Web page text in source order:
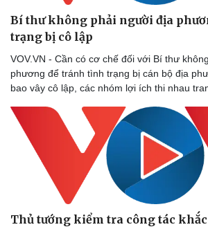
Bí thư không phải người địa
trạng bị cô lập
VOV.VN - Cần có cơ chế đối với Bí thư
phương để tránh tình trạng bị cán bộ địa
bao vây cô lập, các nhóm lợi ích thi nhau
Thủ tướng kiểm tra công tác khắc